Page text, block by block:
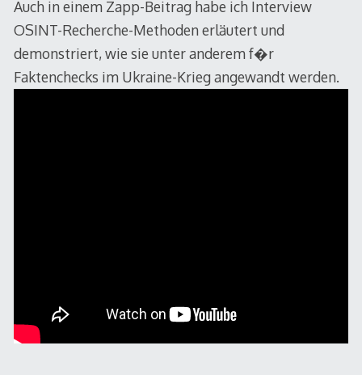
Auch in einem Zapp-Beitrag habe ich Interview
OSINT-Recherche-Methoden erläutert und
demonstriert, wie sie unter anderem f�r
Faktenchecks im Ukraine-Krieg angewandt werden.